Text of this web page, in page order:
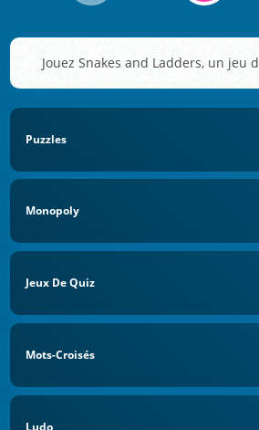
Jouez Snakes and Ladders, un jeu
Puzzles
Monopoly
Jeux De Quiz
Mots-Croisés
Ludo